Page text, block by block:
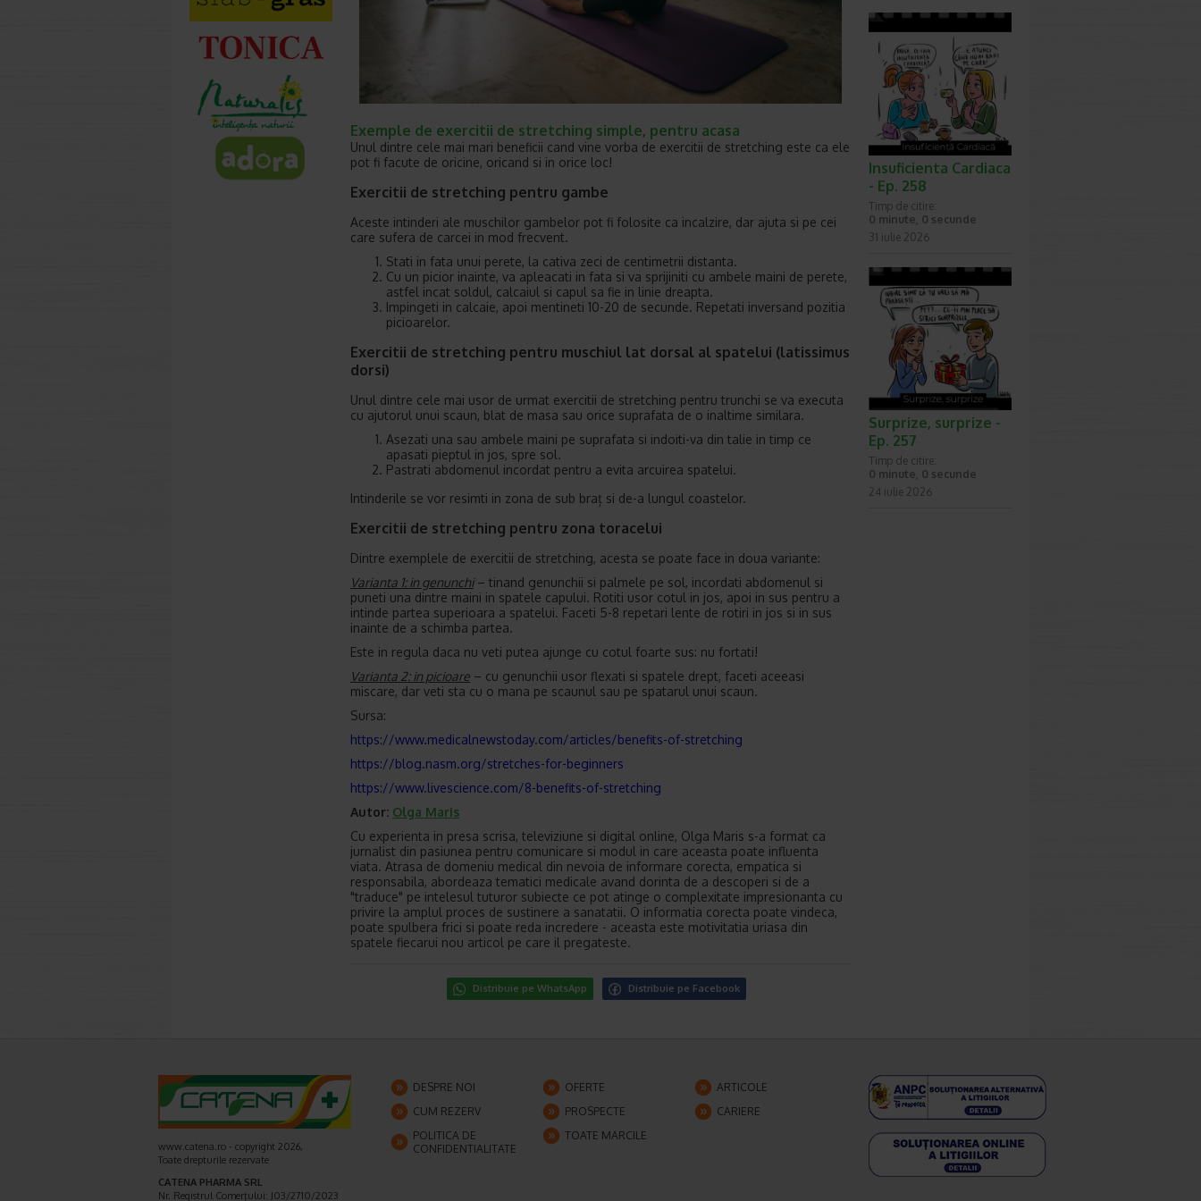
Exemple de exercitii de stretching simple, pentru acasa
Unul dintre cele mai mari beneficii cand vine vorba de exercitii de stretching este ca ele
pot fi facute de oricine, oricand si in orice loc!
Exercitii de stretching pentru gambe
Aceste intinderi ale muschilor gambelor pot fi folosite ca incalzire, dar ajuta si pe cei
care sufera de carcei in mod frecvent.
Stati in fata unui perete, la cativa zeci de centimetrii distanta.
Cu un picior inainte, va apleacati in fata si va sprijiniti cu ambele maini de perete,
astfel incat soldul, calcaiul si capul sa fie in linie dreapta.
Impingeti in calcaie, apoi mentineti 10-20 de secunde. Repetati inversand pozitia
picioarelor.
Exercitii de stretching pentru muschiul lat dorsal al spatelui (latissimus
dorsi)
Unul dintre cele mai usor de urmat exercitii de stretching pentru trunchi se va executa
cu ajutorul unui scaun, blat de masa sau orice suprafata de o inaltime similara.
Asezati una sau ambele maini pe suprafata si indoiti-va din talie in timp ce
apasati pieptul in jos, spre sol.
Pastrati abdomenul incordat pentru a evita arcuirea spatelui.
Intinderile se vor resimti in zona de sub braț si de-a lungul coastelor.
Exercitii de stretching pentru zona toracelui
Dintre exemplele de exercitii de stretching, acesta se poate face in doua variante:
Varianta 1: in genunchi– tinand genunchii si palmele pe sol, incordati abdomenul si
puneti una dintre maini in spatele capului. Rotiti usor cotul in jos, apoi in sus pentru a
intinde partea superioara a spatelui. Faceti 5-8 repetari lente de rotiri in jos si in sus
inainte de a schimba partea.
Este in regula daca nu veti putea ajunge cu cotul foarte sus: nu fortati!
Varianta 2: in picioare – cu genunchii usor flexati si spatele drept, faceti aceeasi
miscare, dar veti sta cu o mana pe scaunul sau pe spatarul unui scaun.
Sursa:
https://www.medicalnewstoday.com/articles/benefits-of-stretching
https://blog.nasm.org/stretches-for-beginners
https://www.livescience.com/8-benefits-of-stretching
Autor: Olga Maris
Cu experienta in presa scrisa, televiziune si digital online, Olga Maris s-a format ca
jurnalist din pasiunea pentru comunicare si modul in care aceasta poate influenta
viata. Atrasa de domeniu medical din nevoia de informare corecta, empatica si
responsabila, abordeaza tematici medicale avand dorinta de a descoperi si de a
"traduce" pe intelesul tuturor subiecte ce pot atinge o complexitate impresionanta cu
privire la amplul proces de sustinere a sanatatii. O informatia corecta poate vindeca,
poate spulbera frici si poate reda incredere - aceasta este motivitatia uriasa din
spatele fiecarui nou articol pe care il pregateste.
Distribuie pe WhatsApp Distribuie pe Facebook
Insuficienta Cardiaca
- Ep. 258
Timp de citire:
0 minute, 0 secunde
31 iulie 2026
Surprize, surprize -
Ep. 257
Timp de citire:
0 minute, 0 secunde
24 iulie 2026
www.catena.ro - copyright 2026,
Toate drepturile rezervate
CATENA PHARMA SRL
Nr. Registrul Comerţului: J03/2710/2023
DESPRE NOI OFERTE
ARTICOLE
CUM REZERV
PROSPECTE
CARIERE
POLITICA DE
CONFIDENTIALITATE
TOATE MARCILE